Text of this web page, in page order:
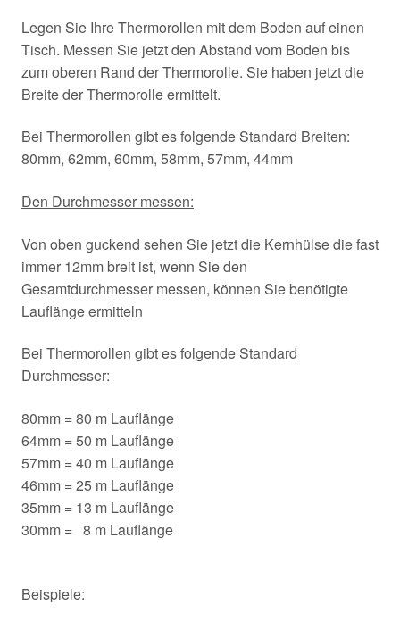
Legen Sie Ihre Thermorollen mit dem Boden auf einen
Tisch. Messen Sie jetzt den Abstand vom Boden bis
zum oberen Rand der Thermorolle. Sie haben jetzt die
Breite der Thermorolle ermittelt.
Bei Thermorollen gibt es folgende Standard Breiten:
80mm, 62mm, 60mm, 58mm, 57mm, 44mm
Den Durchmesser messen:
Von oben guckend sehen Sie jetzt die Kernhülse die fast
immer 12mm breit ist, wenn Sie den
Gesamtdurchmesser messen, können Sie benötigte
Lauflänge ermitteln
Bei Thermorollen gibt es folgende Standard
Durchmesser:
80mm = 80 m Lauflänge
64mm = 50 m Lauflänge
57mm = 40 m Lauflänge
46mm = 25 m Lauflänge
35mm = 13 m Lauflänge
30mm = 8 m Lauflänge
Beispiele: